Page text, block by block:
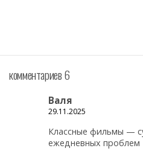
комментариев 6
Валя
29.11.2025
Классные фильмы —
ежедневных проблем